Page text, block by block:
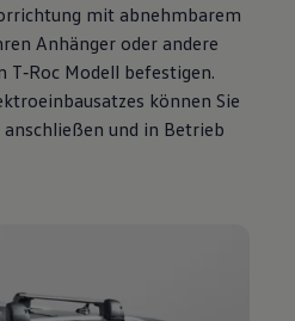
mit abnehmbarem
Anhänger oder andere
T‑Roc Modell befestigen.
können Sie
und in Betrieb